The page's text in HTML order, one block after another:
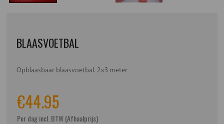
BLAASVOETBAL
Opblaasbaar blaasvoetbal. 2×3 meter
€44.95
Per dag incl. BTW (Afhaalprijs)